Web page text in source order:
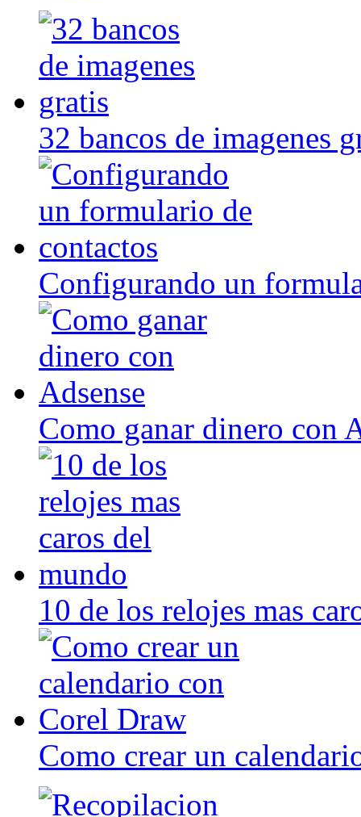
32 bancos de imagenes
Configurando un
Como ganar dinero con
10 de los relojes mas
Como crear un